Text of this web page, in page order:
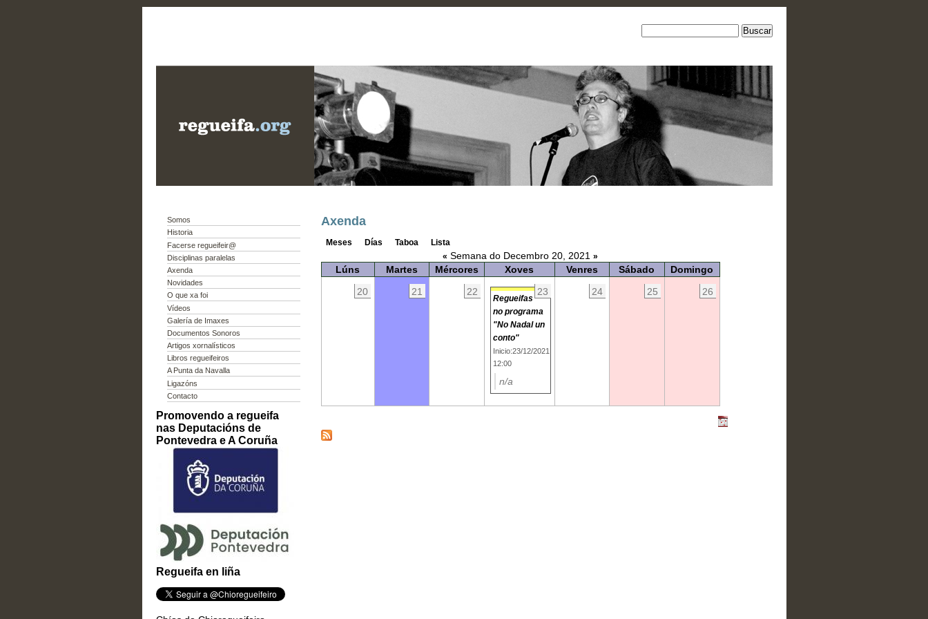
Somos
Historia
Facerse regueifeir@
Disciplinas paralelas
Axenda
Novidades
O que xa foi
Vídeos
Galería de Imaxes
Documentos Sonoros
Artigos xornalísticos
Libros regueifeiros
A Punta da Navalla
Ligazóns
Contacto
Promovendo a regueifa
nas Deputacións de
Pontevedra e A Coruña
Regueifa en liña
Axenda
Meses Días Taboa
Lista
« Semana do Decembro 20, 2021 »
Lúns Martes Mércores Xoves Venres Sábado
Domingo
20
21 22 23
Regueifas
no programa
"No Nadal un
conto"
Inicio:23/12/2021
12:00
n/a
24 25 26